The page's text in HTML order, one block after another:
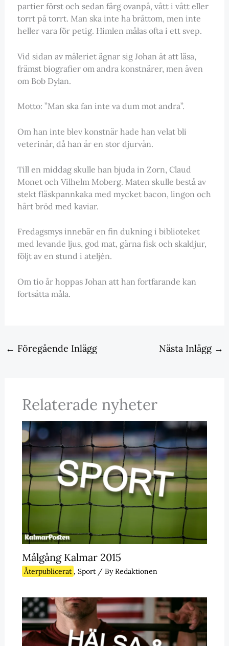
partier först och sedan färg ovanpå, vått i vått eller
torrt på torrt. Man ska inte ha bråttom, men inte
heller vara för petig. Himlen målas ofta i ett svep.
Vid sidan av måleriet ägnar sig Johan åt att läsa,
främst biografier om andra konstnärer, men även
om Bob Dylan.
Motto: ”Man ska fan inte va dum mot andra”.
Om han inte blev konstnär hade han velat bli
veterinär, då han är en stor djurvän.
Till en middag skulle han bjuda in Zorn, Claud
Monet och Vilhelm Moberg. Maten skulle bestå av
stekt fläskpannkaka med mycket bacon, lingon och
hårt bröd med kaviar.
Fredagsmys innebär en fin dukning i biblioteket
med levande ljus, god mat, gärna fisk och skaldjur,
följt av en stund i ateljén.
Om tio år hoppas Johan att han fortfarande kan
fortsätta måla.
← Föregående Inlägg Nästa Inlägg →
Relaterade nyheter
Målgång Kalmar 2015
Återpublicerat , Sport/ ByRedaktionen